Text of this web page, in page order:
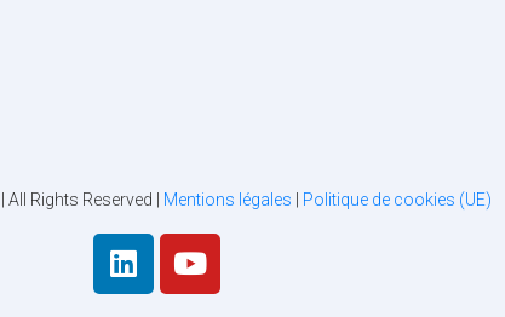
| All Rights Reserved | Mentions légales | Politique de cookies (UE)